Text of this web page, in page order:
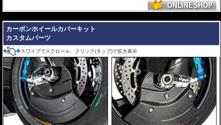
カーボンホイールカバーキット
カスタムパーツ
スワイプでスクロール、クリック(タップ)で拡大表示